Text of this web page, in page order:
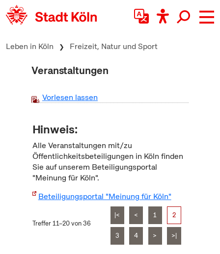
zum Inhalt springen
Leben in Köln Freizeit, Natur und Sport
Veranstaltungen
Vorlesen lassen
Hinweis:
Alle Veranstaltungen mit/zu
Öffentlichkeitsbeteiligungen in Köln finden
Sie auf unserem Beteiligungsportal
"Meinung für Köln".
Beteiligungsportal "Meinung für Köln"
Treffer 11–20 von 36
|< < 1 2
3 4 > >|